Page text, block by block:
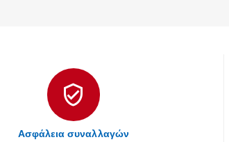
Ασφάλεια συναλλαγών